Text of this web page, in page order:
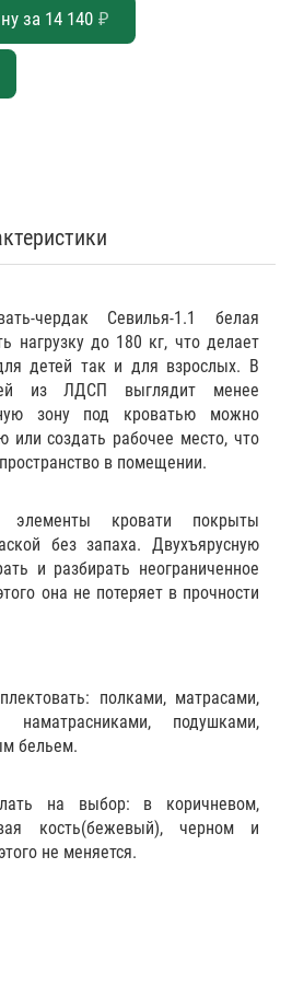
за 14 140 ₽
чердак Севилья-1.1 белая
нагрузку до 180 кг, что делает
детей так и для взрослых. В
из ЛДСП выглядит менее
зону под кроватью можно
или создать рабочее место, что
в помещении.
элементы кровати покрыты
без запаха. Двухъярусную
и разбирать неограниченное
она не потеряет в прочности
полками, матрасами,
наматрасниками, подушками,
бельем.
на выбор: в коричневом,
кость(бежевый), черном и
не меняется.